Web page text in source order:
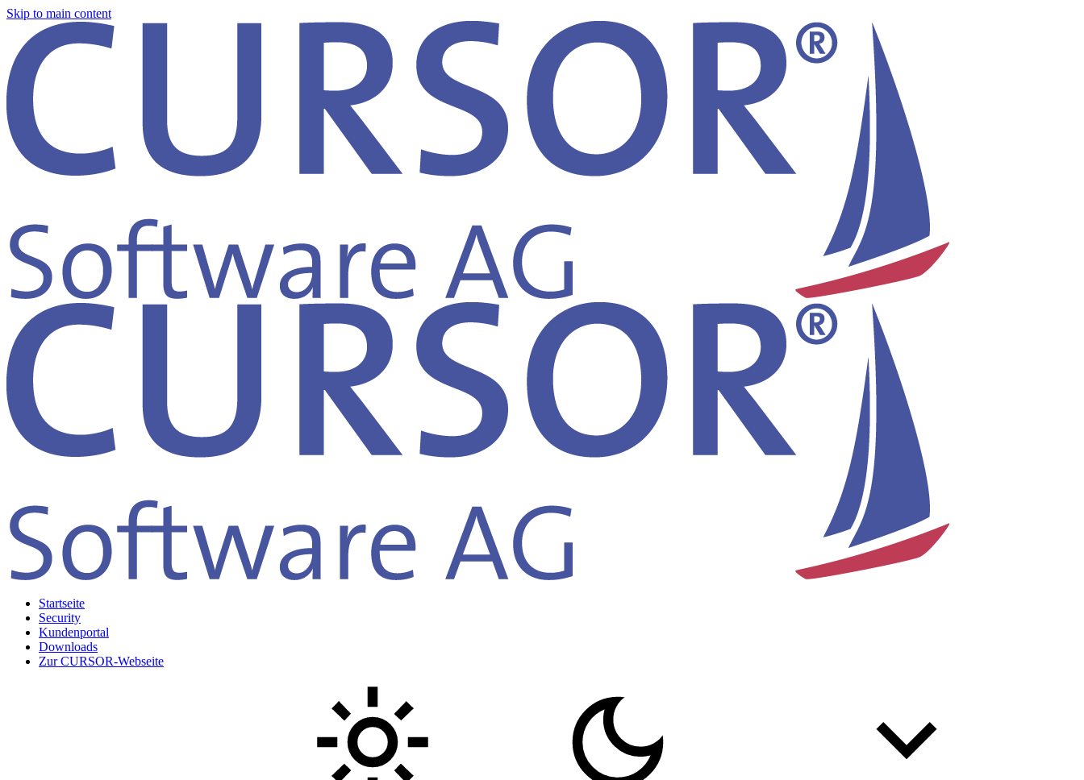
Skip to main content
Startseite
Security
Kundenportal
Downloads
Zur CURSOR-Webseite